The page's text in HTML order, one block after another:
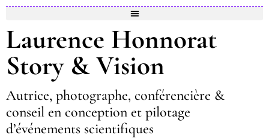
Laurence Honnorat
Story & Vision
Autrice, photographe, conférencière &
conseil en conception et pilotage
d’événements scientifiques